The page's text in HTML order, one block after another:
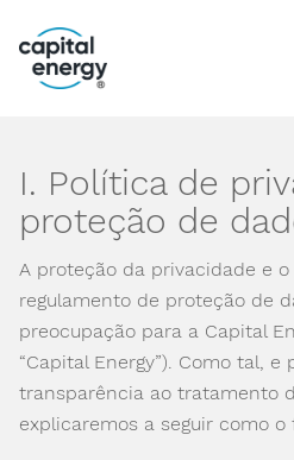
este
sitio
sistema
accesibilidad.
I. Política de
proteção de
A proteção da privacidade e
regulamento de proteção de
preocupação para a Capital
“Capital Energy”). Como tal,
transparência ao tratamento
explicaremos a seguir como o